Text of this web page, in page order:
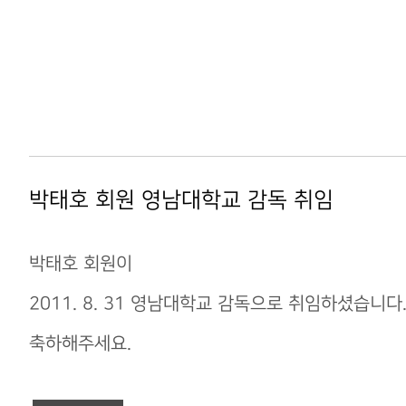
박태호 회원 영남대학교 감독 취임
박태호 회원이
2011. 8. 31 영남대학교 감독으로 취임하셨습니다.
축하해주세요.